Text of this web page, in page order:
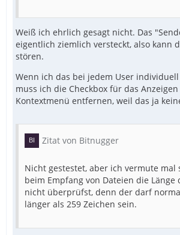
Weiß ich ehrlich gesagt nicht. Das
eigentlich ziemlich versteckt, also kann
stören.
Wenn ich das bei jedem User
muss ich die Checkbox für das
Kontextmenü entfernen, weil das ja
Zitat von Bitnugger
Nicht gestestet, aber ich vermute mal
beim Empfang von Dateien die Länge
nicht überprüfst, denn der darf
länger als 259 Zeichen sein.